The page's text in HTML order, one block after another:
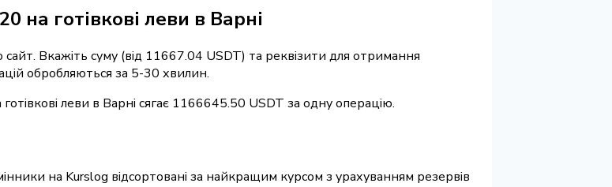
на готівкові леви в Варні
сайт. Вкажіть суму (від 11667.04 USDT) та реквізити для отримання
обробляються за 5-30 хвилин.
леви в Варні сягає 1166645.50 USDT за одну операцію.
на Kurslog відсортовані за найкращим курсом з урахуванням резервів